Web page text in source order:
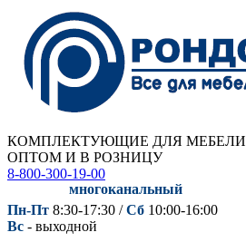
КОМПЛЕКТУЮЩИЕ ДЛЯ МЕБЕЛИ
ОПТОМ И В РОЗНИЦУ
8-800-300-19-00
многоканальный
Пн-Пт 8:30-17:30 /Сб 10:00-16:00
Вс - выходной